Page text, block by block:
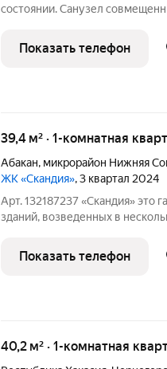
состоянии. Санузел
дополнительной
обеспечивает комфорт и
Показать телефон
39,4 м² · 1-комнатная
Абакан, микрорайон Нижняя
ЖК «Скандия», 3 квартал 2024
Арт. 132187237 «Скандия» это гармоничное слияние 11 кирпичных
зданий, возведенных в
Квартиры, предлагаемые в
разнообразием продуманных
Показать телефон
40,2 м² · 1-комнатная